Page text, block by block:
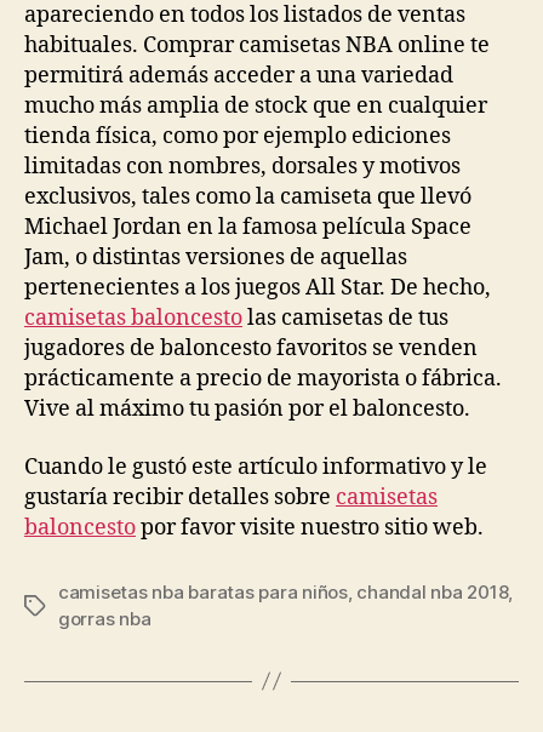
apareciendo en todos los listados de ventas
habituales. Comprar camisetas NBA online te
permitirá además acceder a una variedad
mucho más amplia de stock que en cualquier
tienda física, como por ejemplo ediciones
limitadas con nombres, dorsales y motivos
exclusivos, tales como la camiseta que llevó
Michael Jordan en la famosa película Space
Jam, o distintas versiones de aquellas
pertenecientes a los juegos All Star. De hecho,
camisetas baloncestolas camisetas de tus
jugadores de baloncesto favoritos se venden
prácticamente a precio de mayorista o fábrica.
Vive al máximo tu pasión por el baloncesto.
Cuando le gustó este artículo informativo y le
gustaría recibir detalles sobre camisetas
baloncestopor favor visite nuestro sitio web.
Etiquetas
camisetas nba baratas para niños, chandal nba 2018,
gorras nba